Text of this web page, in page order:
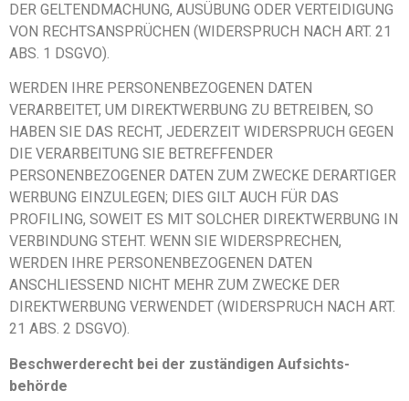
DER GELTENDMACHUNG, AUSÜBUNG ODER VERTEIDIGUNG
VON RECHTSANSPRÜCHEN (WIDERSPRUCH NACH ART. 21
ABS. 1 DSGVO).
WERDEN IHRE PERSONENBEZOGENEN DATEN
VERARBEITET, UM DIREKTWERBUNG ZU BETREIBEN, SO
HABEN SIE DAS RECHT, JEDERZEIT WIDERSPRUCH GEGEN
DIE VERARBEITUNG SIE BETREFFENDER
PERSONENBEZOGENER DATEN ZUM ZWECKE DERARTIGER
WERBUNG EINZULEGEN; DIES GILT AUCH FÜR DAS
PROFILING, SOWEIT ES MIT SOLCHER DIREKTWERBUNG IN
VERBINDUNG STEHT. WENN SIE WIDERSPRECHEN,
WERDEN IHRE PERSONENBEZOGENEN DATEN
ANSCHLIESSEND NICHT MEHR ZUM ZWECKE DER
DIREKTWERBUNG VERWENDET (WIDERSPRUCH NACH ART.
21 ABS. 2 DSGVO).
Beschwerde­recht bei der zuständigen Aufsichts­
behörde